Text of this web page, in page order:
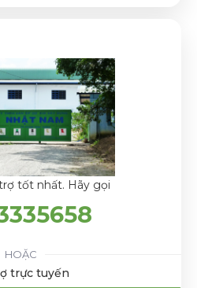
tốt nhất. Hãy gọi
HOẶC
trực tuyến